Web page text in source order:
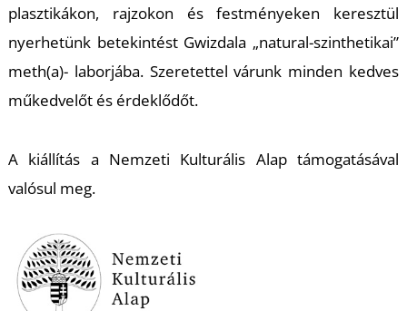
plasztikákon, rajzokon és festményeken keresztül
nyerhetünk betekintést Gwizdala „natural-szinthetikai”
meth(a)- laborjába. Szeretettel várunk minden kedves
műkedvelőt és érdeklődőt.
A kiállítás a Nemzeti Kulturális Alap támogatásával
valósul meg.